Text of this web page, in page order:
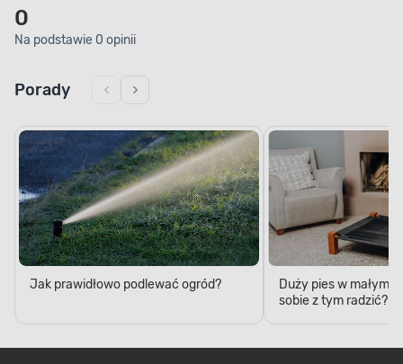
0
Na podstawie 0 opinii
Porady
Jak prawidłowo podlewać ogród?
Duży pies w małym
sobie z tym radzić?